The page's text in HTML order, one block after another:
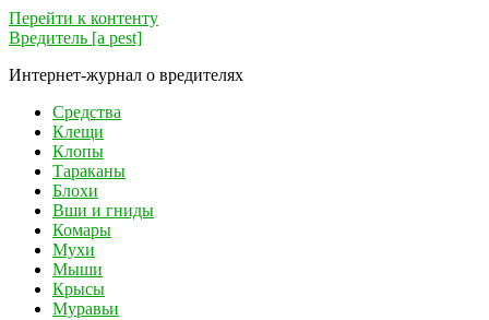
Перейти к контенту
Вредитель [a pest]
Интернет-журнал о вредителях
Средства
Клещи
Клопы
Тараканы
Блохи
Вши и гниды
Комары
Мухи
Мыши
Крысы
Муравьи